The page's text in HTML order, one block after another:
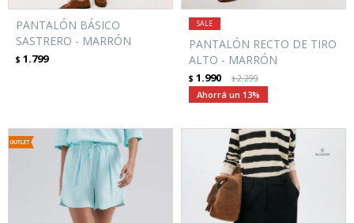
PANTALÓN BÁSICO
SASTRERO - MARRÓN
$ 1.799
PANTALÓN RECTO DE TIRO
ALTO - MARRÓN
$ 1.990 $2.299
13